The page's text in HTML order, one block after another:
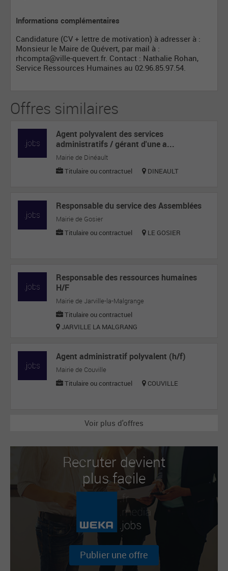
Informations complémentaires
Candidature (CV + lettre de motivation) à adresser à :
Monsieur le Maire de Quévert, par mail à :
rhcompta@ville-quevert.fr. Contact : Nathalie Rohan,
Service Ressources Humaines au 02.96.85.97.54.
Offres similaires
Agent polyvalent des services
administratifs / gérant d'une a...
Mairie de Dinéault
Titulaire ou contractuel
DINEAULT
Responsable du service des Assemblées
Mairie de Gosier
Titulaire ou contractuel
LE GOSIER
Responsable des ressources humaines
H/F
Mairie de Jarville-la-Malgrange
Titulaire ou contractuel
JARVILLE LA MALGRANG
Agent administratif polyvalent (h/f)
Mairie de Couville
Titulaire ou contractuel
COUVILLE
Voir plus d'offres
Recruter devient
plus facile
Publier une offre